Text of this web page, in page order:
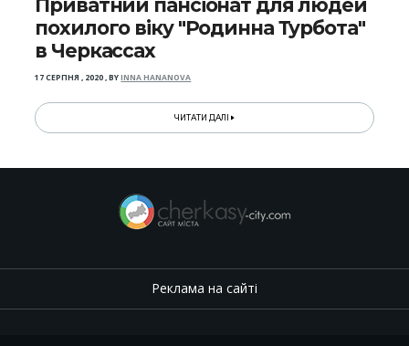
Приватний пансіонат для людей
похилого віку "Родинна Турбота"
в Черкассах
17 СЕРПНЯ , 2020,BYINNA HANANOVA
ЧИТАТИ ДАЛІ
Реклама на сайті